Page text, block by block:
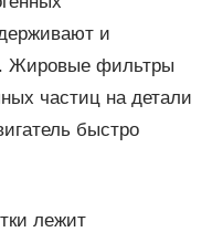
и
Жировые фильтры
частиц на детали
быстро
лежит